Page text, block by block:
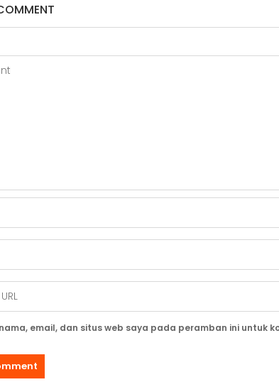
email, dan situs web saya pada peramban ini untuk